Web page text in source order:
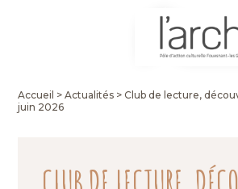
Accueil >Actualités >Club de lecture,
juin 2026